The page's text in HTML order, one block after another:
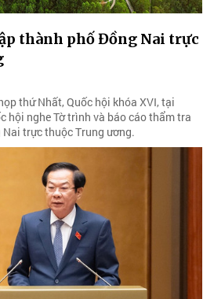
thành phố Đồng Nai trực
thứ Nhất, Quốc hội khóa XVI, tại
hội nghe Tờ trình và báo cáo thẩm tra
trực thuộc Trung ương.